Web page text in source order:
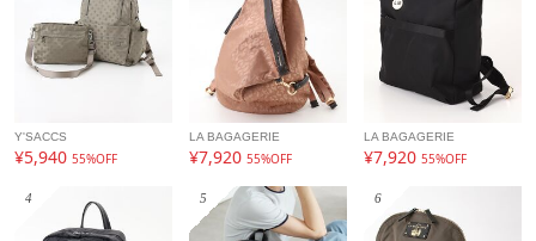
Y'SACCS
¥5,940 55%OFF
LA BAGAGERIE
¥7,92055%OFF
LA BAGAGERIE
¥7,92055%OFF
4 5 6